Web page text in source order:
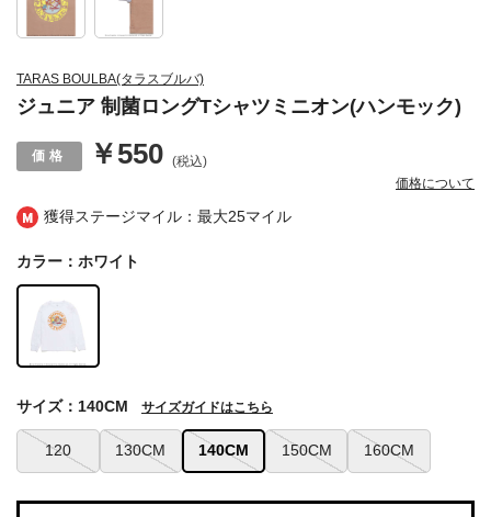
獲得ステージマイル：最大25マイル
TARAS BOULBA(タラスブルバ)
ジュニア 制菌ロングTシャツミニオン(ハンモック)
￥550 (税込)
価格について
カラー：ホワイト
120 130CM 140CM 150CM 160CM
サイズ：140CM サイズガイドはこちら